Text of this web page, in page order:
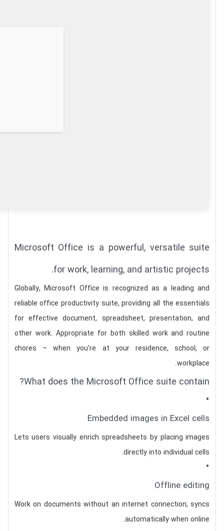
Microsoft Office is a powerful, versatile suite
for work, learning, and artistic projects.
Globally, Microsoft Office is recognized as a leading and
reliable office productivity suite, providing all the essentials
for effective document, spreadsheet, presentation, and
other work. Appropriate for both skilled work and routine
chores – when you’re at your residence, school, or
workplace.
What does the Microsoft Office suite contain?
Embedded images in Excel cells
Lets users visually enrich spreadsheets by placing images
directly into individual cells.
Offline editing
Work on documents without an internet connection; syncs
automatically when online.